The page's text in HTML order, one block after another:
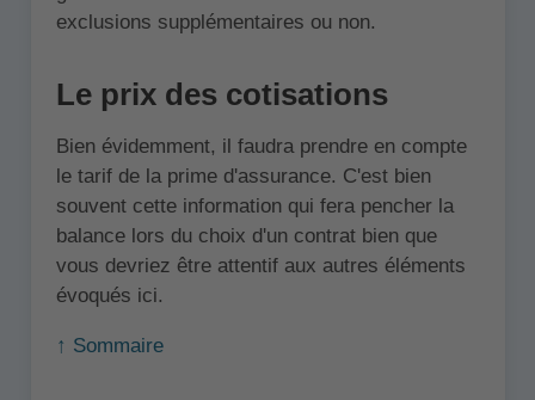
exclusions supplémentaires ou non.
Le prix des cotisations
Bien évidemment, il faudra prendre en compte
le tarif de la prime d'assurance. C'est bien
souvent cette information qui fera pencher la
balance lors du choix d'un contrat bien que
vous devriez être attentif aux autres éléments
évoqués ici.
↑ Sommaire